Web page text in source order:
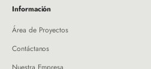
Información
Área de Proyectos
Contáctanos